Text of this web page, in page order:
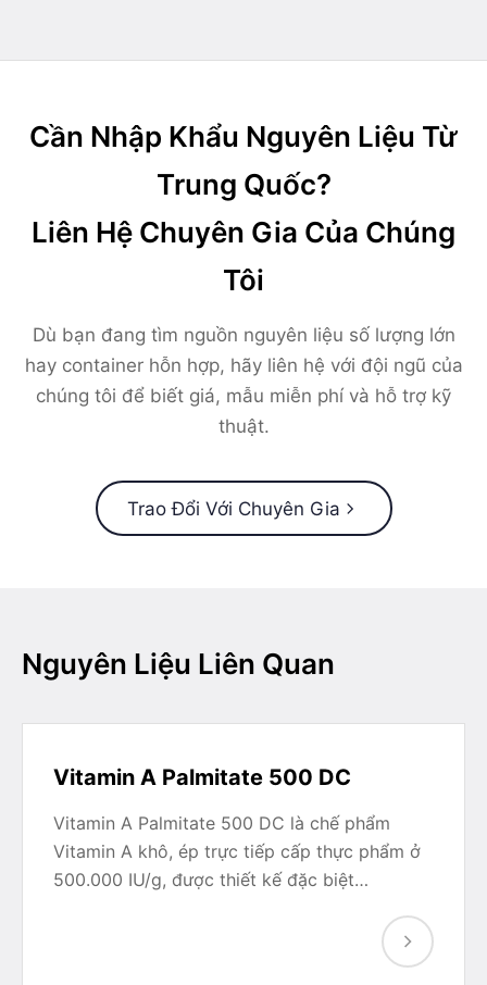
Cần Nhập Khẩu Nguyên Liệu Từ
Trung Quốc?
Liên Hệ Chuyên Gia Của Chúng
Tôi
Dù bạn đang tìm nguồn nguyên liệu số lượng lớn
hay container hỗn hợp, hãy liên hệ với đội ngũ của
chúng tôi để biết giá, mẫu miễn phí và hỗ trợ kỹ
thuật.
Trao Đổi Với Chuyên Gia
Nguyên Liệu Liên Quan
Vitamin A Palmitate 500 DC
Vitamin A Palmitate 500 DC là chế phẩm
Vitamin A khô, ép trực tiếp cấp thực phẩm ở
500.000 IU/g, được thiết kế đặc biệt…